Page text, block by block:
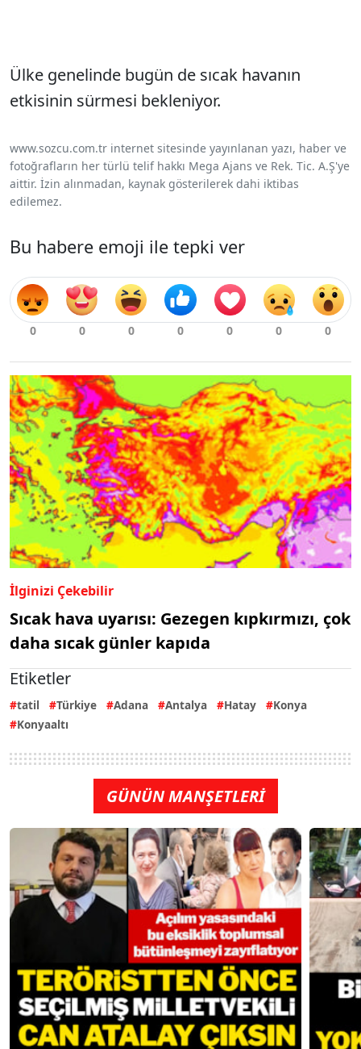
Ülke genelinde bugün de sıcak havanın
etkisinin sürmesi bekleniyor.
www.sozcu.com.tr internet sitesinde yayınlanan yazı, haber ve
fotoğrafların her türlü telif hakkı Mega Ajans ve Rek. Tic. A.Ş'ye
aittir. İzin alınmadan, kaynak gösterilerek dahi iktibas
edilemez.
Bu habere emoji ile tepki ver
İlginizi Çekebilir
Sıcak hava uyarısı: Gezegen kıpkırmızı, çok
daha sıcak günler kapıda
Etiketler
tatil Türkiye Adana Antalya Hatay
Konya
Konyaaltı
GÜNÜN MANŞETLERİ